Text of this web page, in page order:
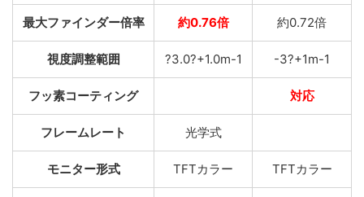
最大ファインダー倍率 約0.76倍 約0.72倍
視度調整範囲 ?3.0?+1.0m-1 -3?+1m-1
フッ素コーティング 対応
フレームレート 光学式
モニター形式 TFTカラー TFTカラー